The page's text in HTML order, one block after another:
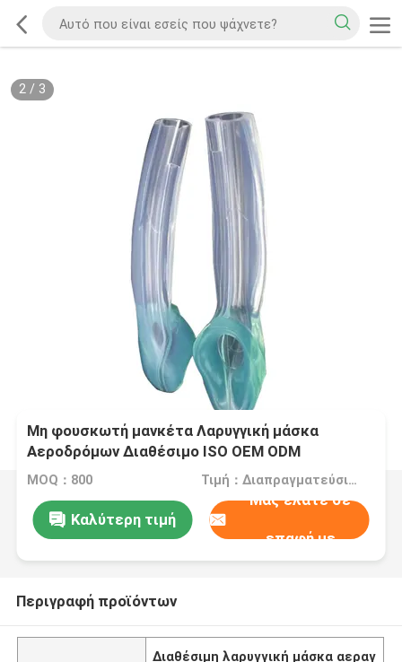
2/ 3
Μη φουσκωτή μανκέτα Λαρυγγική μάσκα
Αεροδρόμων Διαθέσιμο ISO OEM ODM
MOQ：800 Τιμή：Διαπραγματεύσιμα
Καλύτερη τιμή
Μας ελάτε σε
επαφή με
Περιγραφή προϊόντων
Διαθέσιμη λαρυγγική μάσκα αεραγ